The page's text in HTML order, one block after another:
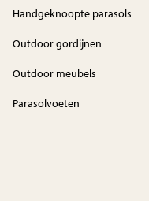
Handgeknoopte parasols
Outdoor gordijnen
Outdoor meubels
Parasolvoeten